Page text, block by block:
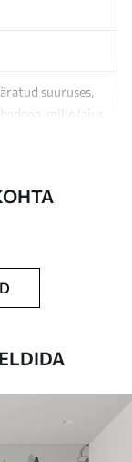
suuruses,
mille laius